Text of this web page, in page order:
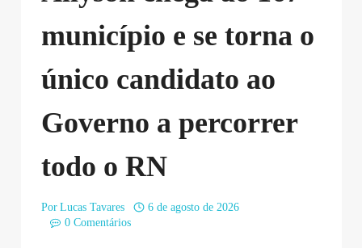
município e se torna o
único candidato ao
Governo a percorrer
todo o RN
Por Lucas Tavares
6 de agosto de 2026
0 Comentários